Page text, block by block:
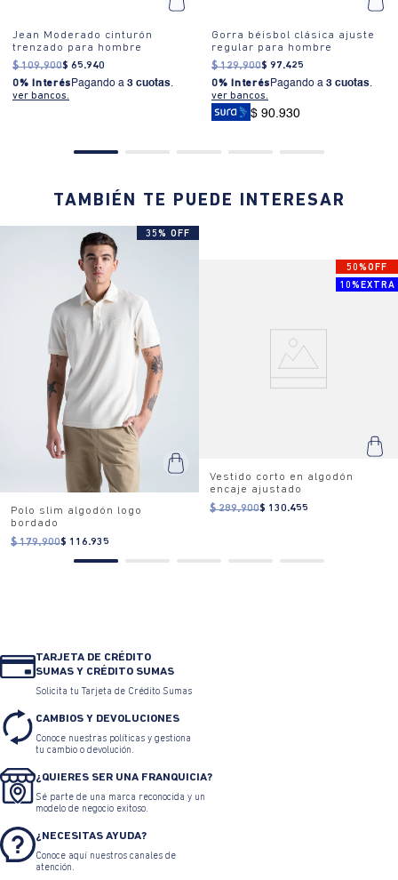
Jean Moderado cinturón
trenzado para hombre
$ 109.900$ 65.940
0% Interés Pagando a 3 cuotas.
ver bancos.
Gorra béisbol clásica ajuste
regular para hombre
$ 129.900$ 97.425
0% Interés Pagando a 3 cuotas.
ver bancos.
$ 90.930
TAMBIÉN TE PUEDE INTERESAR
35% OFF
Polo slim algodón logo
bordado
$ 179.900$ 116.935
50%OFF
10%EXTRA
Vestido corto en algodón
encaje ajustado
$ 289.900$ 130.455
TARJETA DE CRÉDITO
SUMAS Y CRÉDITO SUMAS
Solicita tu Tarjeta de Crédito Sumas
CAMBIOS Y DEVOLUCIONES
Conoce nuestras políticas y gestiona
tu cambio o devolución.
¿QUIERES SER UNA FRANQUICIA?
Sé parte de una marca reconocida y un
modelo de negocio exitoso.
¿NECESITAS AYUDA?
Conoce aquí nuestros canales de
atención.